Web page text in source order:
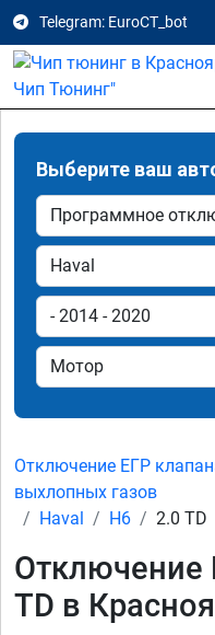
Telegram: EuroCT_bot
Выберите ваш
Отключение ЕГР
выхлопных газов
Haval
H6 2.0 TD
Отключение
TD в